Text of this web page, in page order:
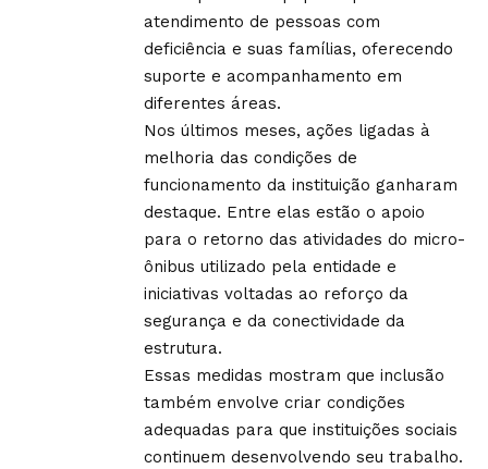
atendimento de pessoas com
deficiência e suas famílias, oferecendo
suporte e acompanhamento em
diferentes áreas.
Nos últimos meses, ações ligadas à
melhoria das condições de
funcionamento da instituição ganharam
destaque. Entre elas estão o apoio
para o retorno das atividades do micro-
ônibus utilizado pela entidade e
iniciativas voltadas ao reforço da
segurança e da conectividade da
estrutura.
Essas medidas mostram que inclusão
também envolve criar condições
adequadas para que instituições sociais
continuem desenvolvendo seu trabalho.